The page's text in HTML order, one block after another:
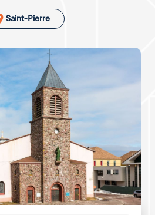
Saint-Pierre